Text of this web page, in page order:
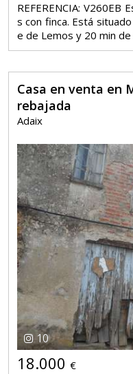
REFERENCIA:
s con finca. Está
e de Lemos y 20 min de
Casa en venta en
rebajada
Adaix
10
18.000 €